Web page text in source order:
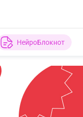
НейроБлокнот